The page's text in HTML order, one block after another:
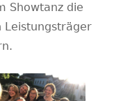
Showtanz die
Leistungsträger